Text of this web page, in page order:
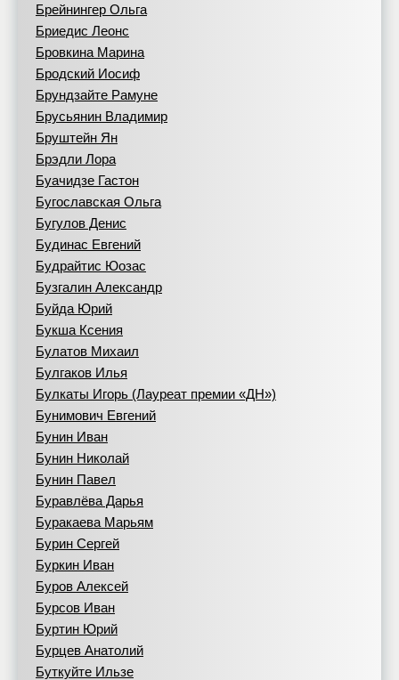
Брейнингер Ольга
Бриедис Леонс
Бровкина Марина
Бродский Иосиф
Брундзайте Рамуне
Брусьянин Владимир
Бруштейн Ян
Брэдли Лора
Буачидзе Гастон
Бугославская Ольга
Бугулов Денис
Будинас Евгений
Будрайтис Юозас
Бузгалин Александр
Буйда Юрий
Букша Ксения
Булатов Михаил
Булгаков Илья
Булкаты Игорь (Лауреат премии «ДН»)
Бунимович Евгений
Бунин Иван
Бунин Николай
Бунин Павел
Буравлёва Дарья
Буракаева Марьям
Бурин Сергей
Буркин Иван
Буров Алексей
Бурсов Иван
Буртин Юрий
Бурцев Анатолий
Буткуйте Ильзе